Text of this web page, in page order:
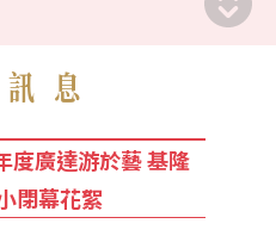
息
度廣達游於藝 基隆
閉幕花絮